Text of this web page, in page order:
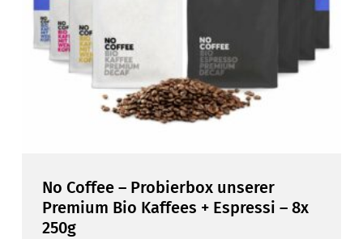
No Coffee – Probierbox unserer
Premium Bio Kaffees + Espressi – 8x
250g